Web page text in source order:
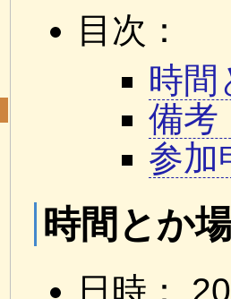
目次：
時間
備考
参加
時間とか
日時：